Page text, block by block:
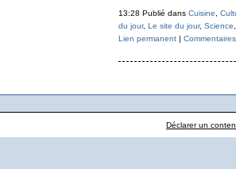
13:28 Publié dans Cuisine
du jour, Le site du jour, Science
Lien permanent|
Déclarer un